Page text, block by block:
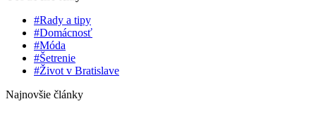
#Rady a tipy
#Domácnosť
#Móda
#Šetrenie
#Život v Bratislave
Najnovšie články